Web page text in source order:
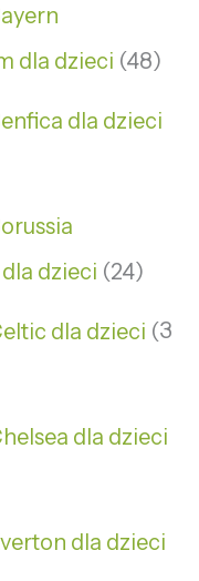
dla dzieci 48
dla dzieci
dzieci 24
dla dzieci 3
dla dzieci
dla dzieci